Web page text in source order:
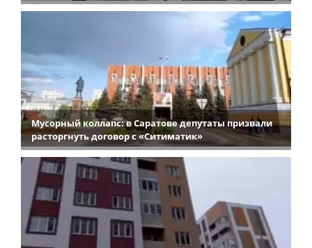
Мусорный коллапс: в Саратове депутаты призвали
расторгнуть договор с «Ситиматик»